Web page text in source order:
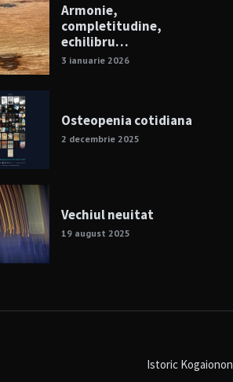
Armonie,
completitudine,
echilibru…
3 ianuarie 2026
Osteopenia cotidiana
2 decembrie 2025
Vechiul neuitat
19 august 2025
Istoric Kogaionon